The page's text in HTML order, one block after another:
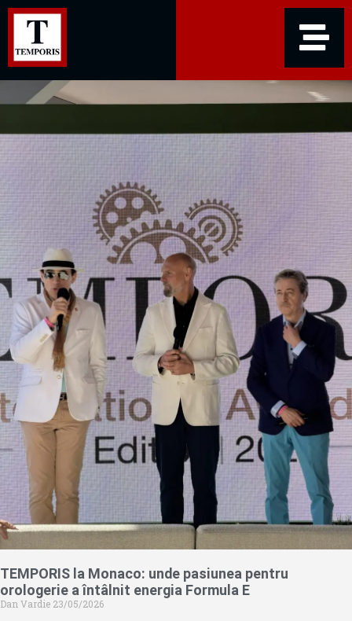
TEMPORIS la Monaco: unde pasiunea pentru
orologerie a întâlnit energia Formula E
Dan Vardie 23/05/2026